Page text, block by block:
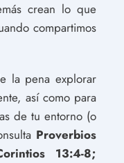
crean lo que
compartimos
la pena explorar
así como para
de tu entorno (o
Proverbios
13:4-8;